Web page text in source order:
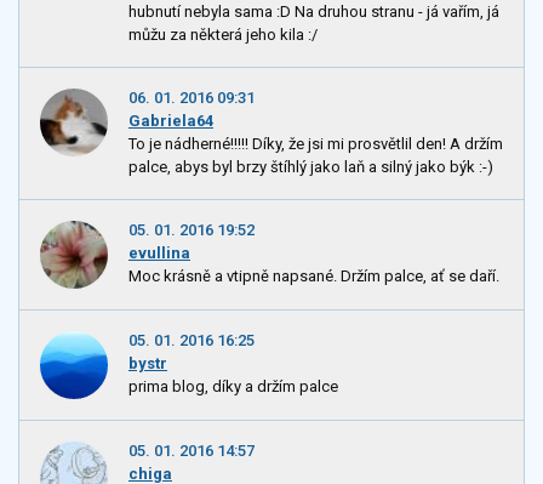
hubnutí nebyla sama :D Na druhou stranu - já vařím, já
můžu za některá jeho kila :/
06. 01. 2016 09:31
Gabriela64
To je nádherné!!!!! Díky, že jsi mi prosvětlil den! A držím
palce, abys byl brzy štíhlý jako laň a silný jako býk :-)
05. 01. 2016 19:52
evullina
Moc krásně a vtipně napsané. Držím palce, ať se daří.
05. 01. 2016 16:25
bystr
prima blog, díky a držím palce
05. 01. 2016 14:57
chiga